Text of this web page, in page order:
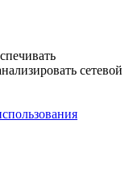
сетевой